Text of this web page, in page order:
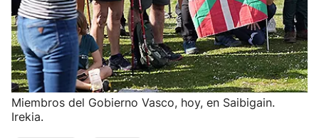
Miembros del Gobierno Vasco, hoy, en Saibigain.
Irekia.